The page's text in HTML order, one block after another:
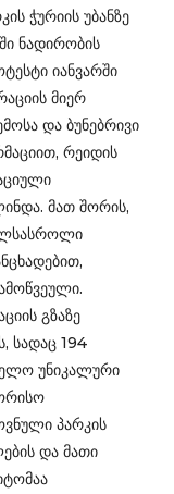
ჭურიის უბანზე
ნადირობის
იანვარში
მიერ
და ბუნებრივი
რეიდის
მათ შორის,
გზაზე
სადაც 194
უნიკალური
პარკის
და მათი